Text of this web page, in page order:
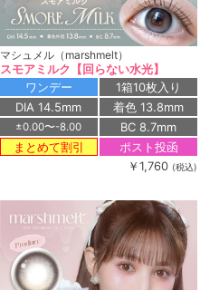
マシュメル（marshmelt）
スモアミルク【回らない水光】
ワンデー
1箱10枚入り
DIA 14.5mm
着色 13.8mm
±0.00〜-8.00
BC 8.7mm
まとめて割引
ポスト投函
￥1,760 (税込)